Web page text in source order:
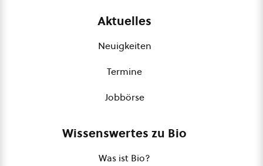
Aktuelles
Neuigkeiten
Termine
Jobbörse
Wissenswertes zu Bio
Was ist Bio?